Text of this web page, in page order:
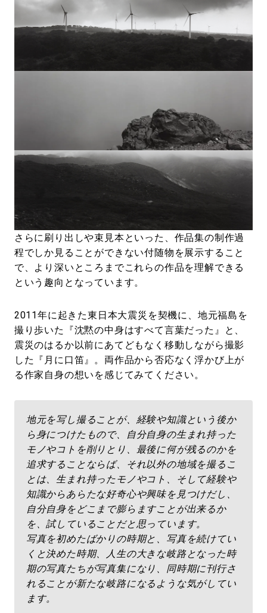
さらに刷り出しや束見本といった、作品集の制作過
程でしか見ることができない付随物を展示すること
で、より深いところまでこれらの作品を理解できる
という趣向となっています。
2011年に起きた東日本大震災を契機に、地元福島を
撮り歩いた『沈黙の中身はすべて言葉だった』と、
震災のはるか以前にあてどもなく移動しながら撮影
した『月に口笛』。両作品から否応なく浮かび上が
る作家自身の想いを感じてみてください。
地元を写し撮ることが、経験や知識という後か
ら身につけたもので、自分自身の生まれ持った
モノやコトを削りとり、最後に何が残るのかを
追求することならば、それ以外の地域を撮るこ
とは、生まれ持ったモノやコト、そして経験や
知識からあらたな好奇心や興味を見つけだし、
自分自身をどこまで膨らますことが出来るか
を、試していることだと思っています。
写真を初めたばかりの時期と、写真を続けてい
くと決めた時期、人生の大きな岐路となった時
期の写真たちが写真集になり、同時期に刊行さ
れることが新たな岐路になるような気がしてい
ます。